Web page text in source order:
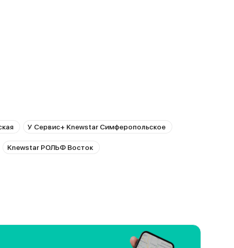
У Сервис+ Knewstar Cимферопольское
Knewstar РОЛЬФ Восток